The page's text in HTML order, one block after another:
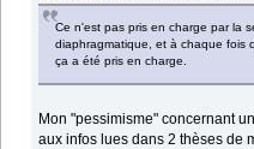
Ce n'est pas pris en charge par la
diaphragmatique, et à chaque fois
ça a été pris en charge.
Mon "pessimisme" concernant
aux infos lues dans 2 thèses de